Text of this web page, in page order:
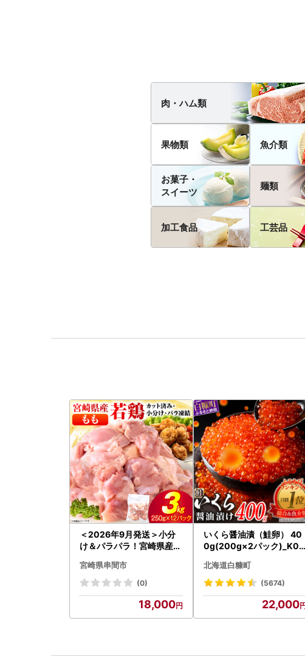
肉・ハム類
果物類 魚介類
お菓子・
スイーツ
麺類
加工食品 工芸品
＜2026年9月発送＞小分
け＆パラパラ！宮崎県産鶏
-009-2609
宮崎県串間市
(0)
18,000
いくら醤油漬（鮭卵） 40
0g(200g×2パック)_K02
北海道白糠町
(5674)
22,000